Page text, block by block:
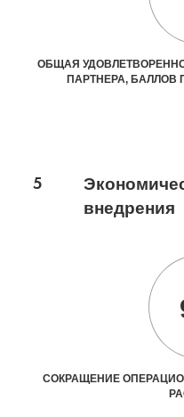
ОБЩАЯ
ПАРТНЕРА, БАЛЛОВ
5
внедрения
СОКРАЩЕНИЕ